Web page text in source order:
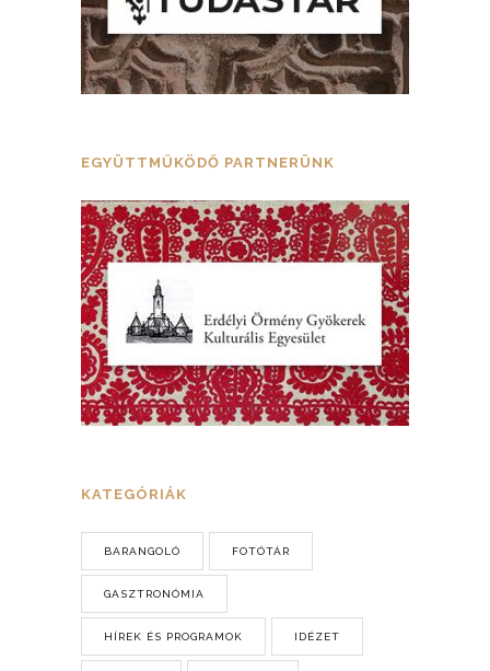
EGYÜTTMŰKÖDŐ PARTNERÜNK
KATEGÓRIÁK
BARANGOLÓ FOTÓTÁR
GASZTRONÓMIA
HÍREK ÉS PROGRAMOK IDÉZET